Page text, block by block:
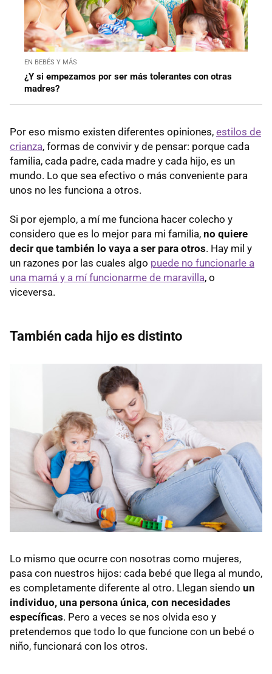
EN BEBÉS Y MÁS
¿Y si empezamos por ser más tolerantes con otras
madres?
Por eso mismo existen diferentes opiniones, estilos de
crianza, formas de convivir y de pensar: porque cada
familia, cada padre, cada madre y cada hijo, es un
mundo. Lo que sea efectivo o más conveniente para
unos no les funciona a otros.
Si por ejemplo, a mí me funciona hacer colecho y
considero que es lo mejor para mi familia, no quiere
decir que también lo vaya a ser para otros. Hay mil y
un razones por las cuales algo puede no funcionarle a
una mamá y a mí funcionarme de maravilla, o
viceversa.
También cada hijo es distinto
Lo mismo que ocurre con nosotras como mujeres,
pasa con nuestros hijos: cada bebé que llega al mundo,
es completamente diferente al otro. Llegan siendo un
individuo, una persona única, con necesidades
específicas. Pero a veces se nos olvida eso y
pretendemos que todo lo que funcione con un bebé o
niño, funcionará con los otros.